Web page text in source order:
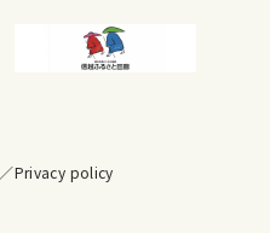
／Privacy policy